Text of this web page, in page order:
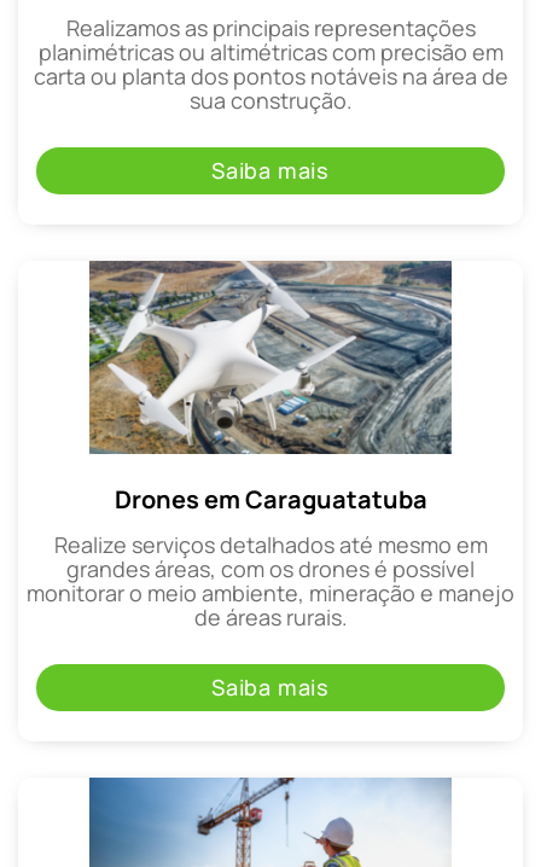
Realizamos as principais representações
planimétricas ou altimétricas com precisão em
carta ou planta dos pontos notáveis na área de
sua construção.
Saiba mais
Drones em Caraguatatuba
Realize serviços detalhados até mesmo em
grandes áreas, com os drones é possível
monitorar o meio ambiente, mineração e manejo
de áreas rurais.
Saiba mais